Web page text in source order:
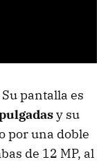
Su pantalla es
y su
por una doble
de 12 MP, al